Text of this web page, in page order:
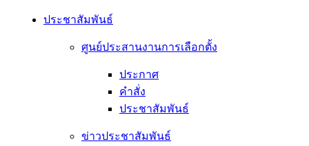
ประชาสัมพันธ์
ศูนย์ประสานงานการเลือกตั้ง
ประกาศ
คำสั่ง
ประชาสัมพันธ์
ข่าวประชาสัมพันธ์